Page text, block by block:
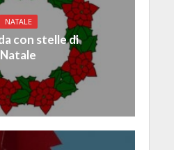
NATALE
con stelle di
Natale